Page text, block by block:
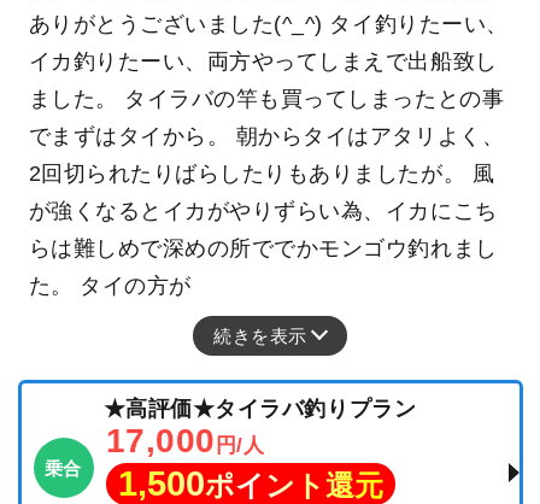
ありがとうございました(^_^) タイ釣りたーい、
イカ釣りたーい、両方やってしまえで出船致し
ました。 タイラバの竿も買ってしまったとの事
でまずはタイから。 朝からタイはアタリよく、
2回切られたりばらしたりもありましたが。 風
が強くなるとイカがやりずらい為、イカにこち
らは難しめで深めの所ででかモンゴウ釣れまし
た。 タイの方が
続きを表示
乗合
★高評価★タイラバ釣りプラン
17,000 円/人
1,500ポイント還元